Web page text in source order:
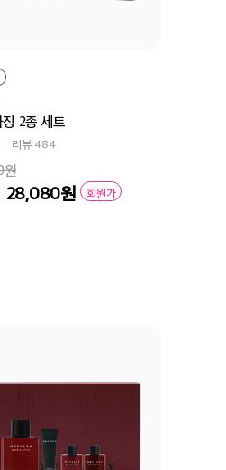
2종 세트
리뷰 484
원
28,080원 회원가